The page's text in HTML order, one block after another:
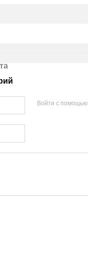
Войти с помощью